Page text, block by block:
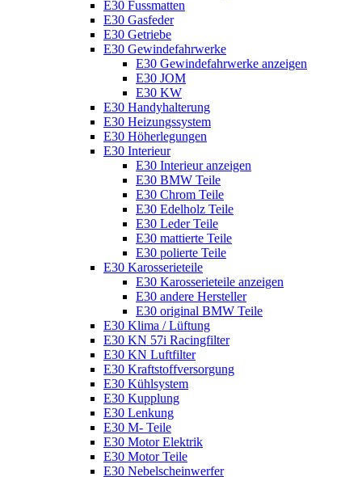
E30 Fussmatten
E30 Gasfeder
E30 Getriebe
E30 Gewindefahrwerke
E30 Gewindefahrwerke anzeigen
E30 JOM
E30 KW
E30 Handyhalterung
E30 Heizungssystem
E30 Höherlegungen
E30 Interieur
E30 Interieur anzeigen
E30 BMW Teile
E30 Chrom Teile
E30 Edelholz Teile
E30 Leder Teile
E30 mattierte Teile
E30 polierte Teile
E30 Karosserieteile
E30 Karosserieteile anzeigen
E30 andere Hersteller
E30 original BMW Teile
E30 Klima / Lüftung
E30 KN 57i Racingfilter
E30 KN Luftfilter
E30 Kraftstoffversorgung
E30 Kühlsystem
E30 Kupplung
E30 Lenkung
E30 M- Teile
E30 Motor Elektrik
E30 Motor Teile
E30 Nebelscheinwerfer